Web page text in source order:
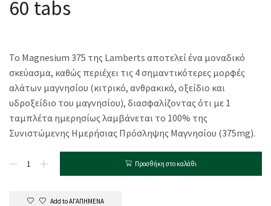
60 tabs
Το Magnesium 375 της Lamberts αποτελεί ένα μοναδικό
σκεύασμα, καθώς περιέχει τις 4 σημαντικότερες μορφές
αλάτων μαγνησίου (κιτρικό, ανθρακικό, οξείδιο και
υδροξείδιο του μαγνησίου), διασφαλίζοντας ότι με 1
ταμπλέτα ημερησίως λαμβάνεται το 100% της
Συνιστώμενης Ημερήσιας Πρόσληψης Μαγνησίου (375mg).
Προσθήκη στο καλάθι
Add to ΑΓΑΠΗΜΕΝΑ